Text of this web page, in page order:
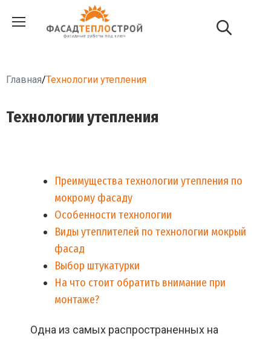
Главная/Технологии утепления
Технологии утепления
Преимущества технологии утепления по
мокрому фасаду
Особенности технологии
Виды утеплителей по технологии мокрый
фасад
Выбор штукатурки
На что стоит обратить внимание при
монтаже?
Одна из самых распространенных на